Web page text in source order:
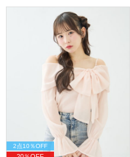
2点10％OFF